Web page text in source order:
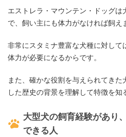
エストレラ・マウンテン・ドッグ
で、飼い主にも体力がなければ飼え
非常にスタミナ豊富な犬種に対して
体力が必要になるからです。
また、確かな役割を与えられてきた
した歴史の背景を理解して特徴を知
大型犬の飼育経験があり
できる人